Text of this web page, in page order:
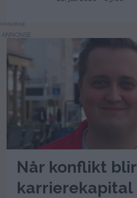
ANNONSE
Når konflikt blir
karrierekapital